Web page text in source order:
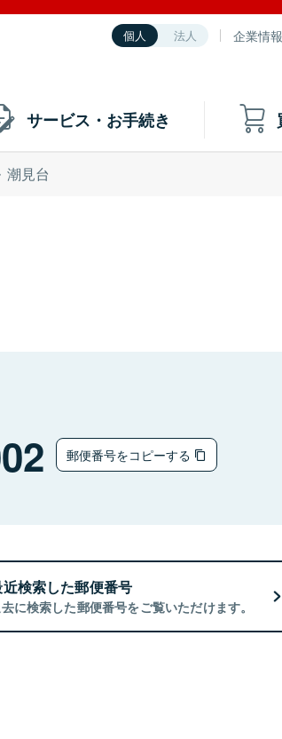
個人 法人 企業情報
サービス・お手続き
潮見台
郵便番号をコピーする
検索した郵便番号
に検索した郵便番号をご覧いただけます。